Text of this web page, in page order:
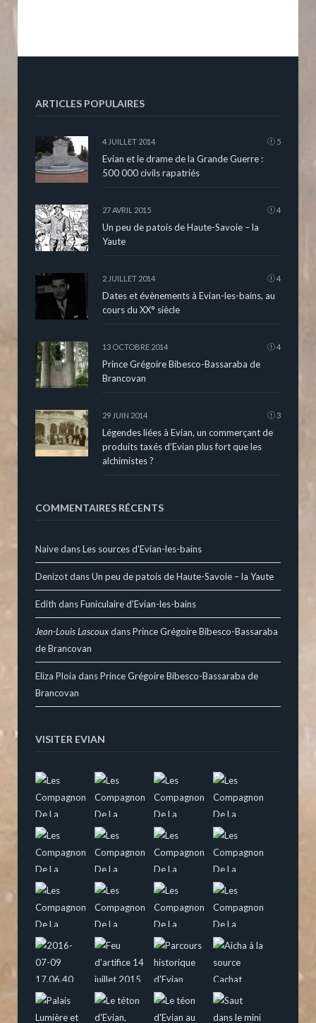
ARTICLES POPULAIRES
4 JUILLET 2014 5
Evian et le drame de la Grande Guerre :
500 000 civils rapatriés
27 AVRIL 2015 4
Un peu de patois de Haute-Savoie – la
Yaute
2 JUILLET 2014 4
Dates et évènements à Evian-les-bains, au
cours du XX° siècle
13 OCTOBRE 2014 4
Prince Grégoire Bibesco-Bassaraba de
Brancovan
29 JUIN 2014 3
Légendes liées à Evian, un commerçant de
produits taxés d’Evian plus fort que les
alchimistes ?
COMMENTAIRES RÉCENTS
NaivedansLes sources d’Evian-les-bains
DenizotdansUn peu de patois de Haute-Savoie – la Yaute
Edith dansFuniculaire d’Evian-les-bains
Jean-Louis LascouxdansPrince Grégoire Bibesco-Bassaraba
de Brancovan
Eliza Ploia dansPrince Grégoire Bibesco-Bassaraba de
Brancovan
VISITER EVIAN